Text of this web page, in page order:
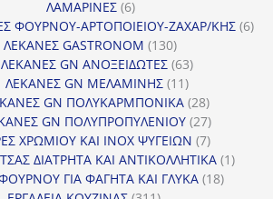
ΛΑΜΑΡΙΝΕΣ 66
προϊόντα
ΦΟΥΡΝΟΥ-ΑΡΤΟΠΟΙΕΙΟΥ-ΖΑΧΑΡ/ΚΗΣ 66
ΛΕΚΑΝΕΣ GASTRONOM 130130
προϊόντα
ΛΕΚΑΝΕΣ GN ΑΝΟΞΕΙΔΩΤΕΣ 6363
ΛΕΚΑΝΕΣ GN ΜΕΛΑΜΙΝΗΣ 1111
προϊόντα
GN ΠΟΛΥΚΑΡΜΠΟΝΙΚΑ 2828
προϊόντα
GN ΠΟΛΥΠΡΟΠΥΛΕΝΙΟΥ 2727
προϊόντα
ΧΡΩΜΙΟΥ ΚΑΙ INOX ΨΥΓΕΙΩΝ 77
προϊόντα
ΔΙΑΤΡΗΤΑ ΚΑΙ ΑΝΤΙΚΟΛΛΗΤΙΚΑ 11
ΓΙΑ ΦΑΓΗΤΑ ΚΑΙ ΓΛΥΚΑ 1818